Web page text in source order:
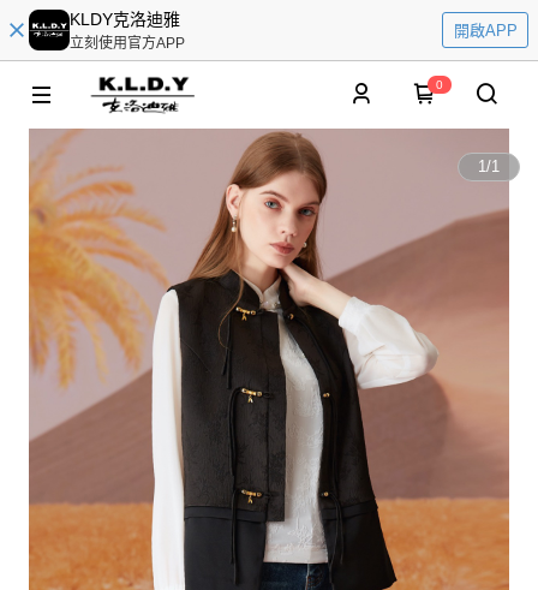
KLDY克洛迪雅
立刻使用官方APP
開啟APP
0
1/1